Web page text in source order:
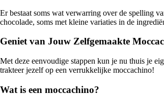
Er bestaat soms wat verwarring over de spelling
chocolade, soms met kleine variaties in de
Geniet van Jouw Zelfgemaakte
Met deze eenvoudige stappen kun je nu thuis je
trakteer jezelf op een verrukkelijke moccachino!
Wat is een moccachino?